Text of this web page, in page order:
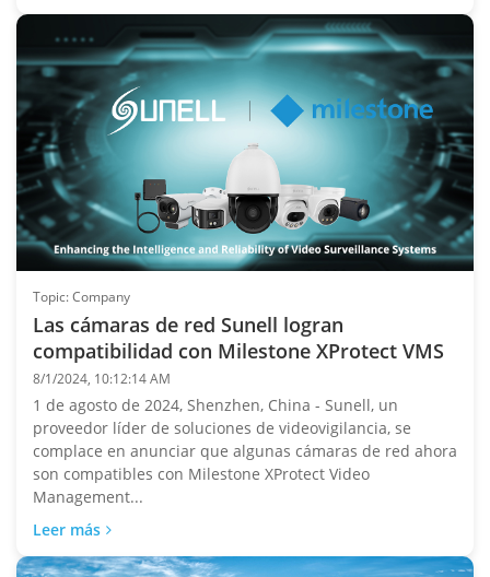
Topic: Company
Las cámaras de red Sunell logran
compatibilidad con Milestone XProtect VMS
8/1/2024, 10:12:14 AM
1 de agosto de 2024, Shenzhen, China - Sunell, un
proveedor líder de soluciones de videovigilancia, se
complace en anunciar que algunas cámaras de red ahora
son compatibles con Milestone XProtect Video
Management...
Leer más